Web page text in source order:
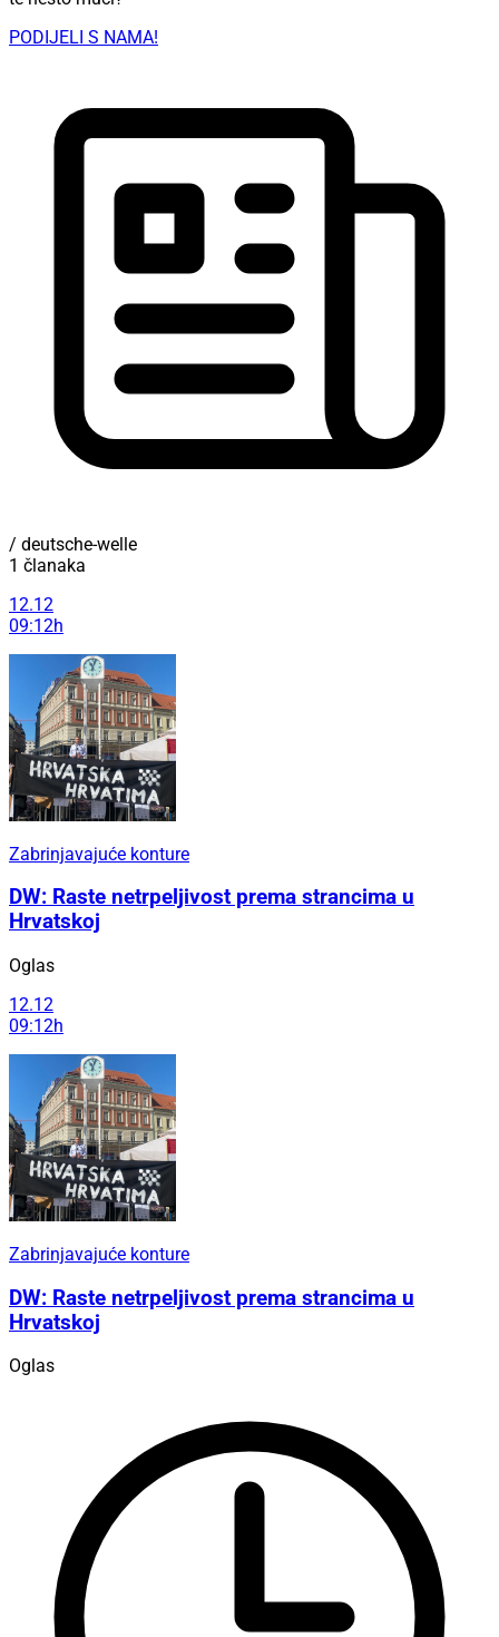
PODIJELI S NAMA!
/ deutsche-welle
1 članaka
12.12
09:12h
Zabrinjavajuće konture
DW: Raste netrpeljivost prema strancima u
Hrvatskoj
Oglas
12.12
09:12h
Zabrinjavajuće konture
DW: Raste netrpeljivost prema strancima u
Hrvatskoj
Oglas